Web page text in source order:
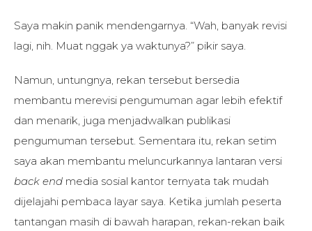
Saya makin panik mendengarnya. “Wah, banyak revisi
lagi, nih. Muat nggak ya waktunya?” pikir saya.
Namun, untungnya, rekan tersebut bersedia
membantu merevisi pengumuman agar lebih efektif
dan menarik, juga menjadwalkan publikasi
pengumuman tersebut. Sementara itu, rekan setim
saya akan membantu meluncurkannya lantaran versi
back end media sosial kantor ternyata tak mudah
dijelajahi pembaca layar saya. Ketika jumlah peserta
tantangan masih di bawah harapan, rekan-rekan baik